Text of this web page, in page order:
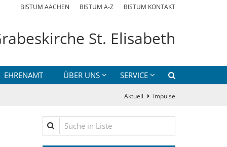
BISTUM AACHEN BISTUM A-Z BISTUM KONTAKT
St. Elisabeth
EHRENAMT ÜBER UNS SERVICE
Aktuell Impulse
Suche in Liste